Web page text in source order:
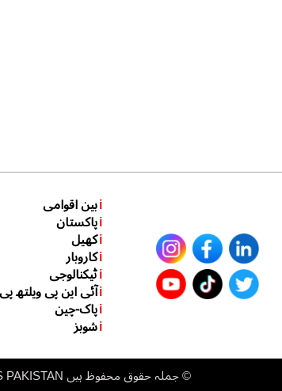
iبین اقوامی
iپاکستان
iکھیل
iکاروبار
iٹیکنالوجی
iآئی این پی ویلتھ
iپاک-چین
iشوبز
©جملہ حقوق محفوظ ہیں inp.net.pk 2022, All Rights